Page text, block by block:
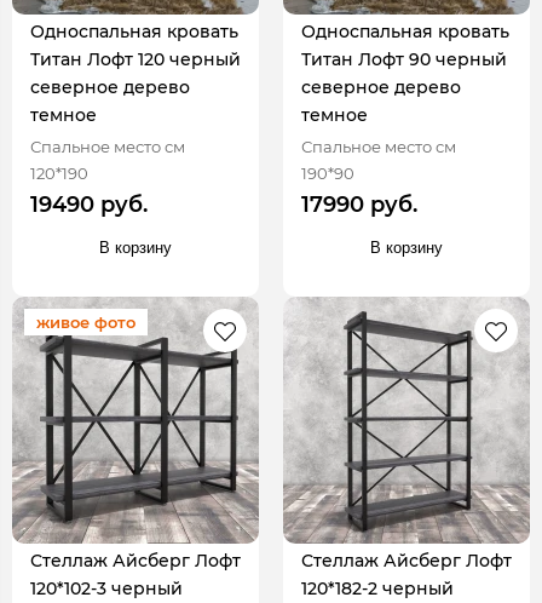
Односпальная кровать
Титан Лофт 120 черный
северное дерево
темное
Спальное место см
120*190
19490 руб.
В корзину
Односпальная кровать
Титан Лофт 90 черный
северное дерево
темное
Спальное место см
190*90
17990 руб.
В корзину
живое фото
Стеллаж Айсберг Лофт
120*102-3 черный
Стеллаж Айсберг Лофт
120*182-2 черный